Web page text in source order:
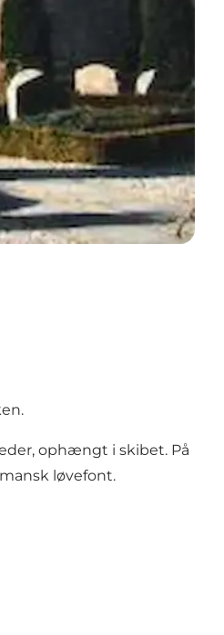
ophængt i skibet. På
løvefont.